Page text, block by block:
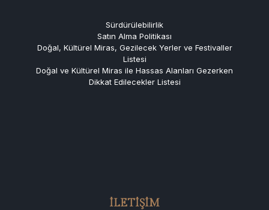
Sürdürülebilirlik
Satın Alma Politikası
Doğal, Kültürel Miras, Gezilecek Yerler ve Festivaller
Listesi
Doğal ve Kültürel Miras ile Hassas Alanları Gezerken
Dikkat Edilecekler Listesi
İLETİŞİM